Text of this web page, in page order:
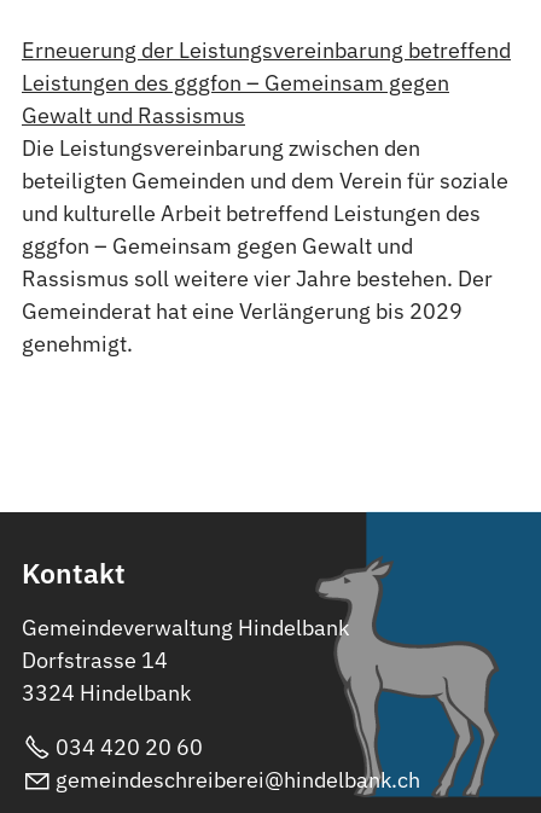
Erneuerung der Leistungsvereinbarung betreffend
Leistungen des gggfon – Gemeinsam gegen
Gewalt und Rassismus
Die Leistungsvereinbarung zwischen den
beteiligten Gemeinden und dem Verein für soziale
und kulturelle Arbeit betreffend Leistungen des
gggfon – Gemeinsam gegen Gewalt und
Rassismus soll weitere vier Jahre bestehen. Der
Gemeinderat hat eine Verlängerung bis 2029
genehmigt.
Kontakt
Gemeindeverwaltung Hindelbank
Dorfstrasse 14
3324 Hindelbank
034 420 20 60
gemeindeschreiberei@hindelbank.ch